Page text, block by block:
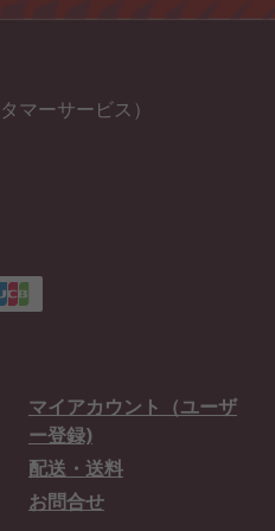
マーサービス）
マイアカウント（ユーザ
ー登録)
配送・送料
お問合せ